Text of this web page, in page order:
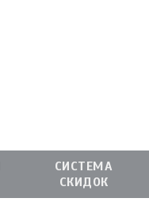
СИСТЕМА
СКИДОК